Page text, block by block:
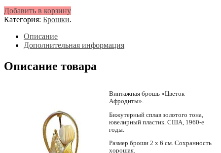
Добавить в корзину
Категория: Брошки.
Описание
Дополнительная информация
Описание товара
Винтажная брошь «Цветок
Афродиты».
Бижутерный сплав золотого тона,
ювелирный пластик. США, 1960-е
годы.
Размер броши 2 х 6 см. Сохранность
хорошая.